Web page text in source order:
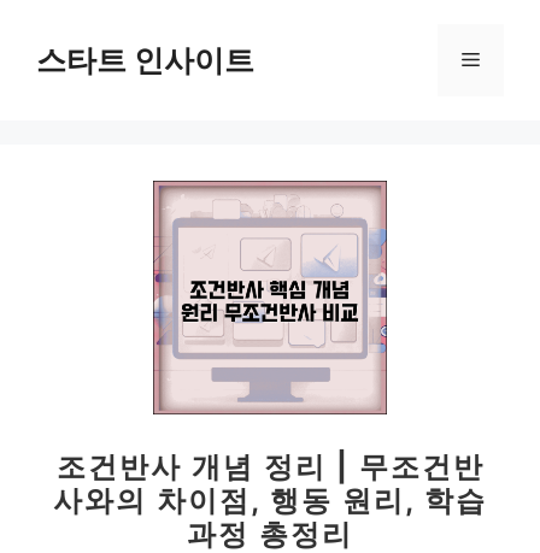
스타트 인사이트 메
조건반사 개념 정리 | 무조건반
사와의 차이점, 행동 원리, 학습
과정 총정리